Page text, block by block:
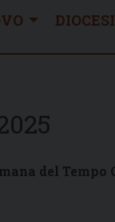
DIOCESI
del Tempo